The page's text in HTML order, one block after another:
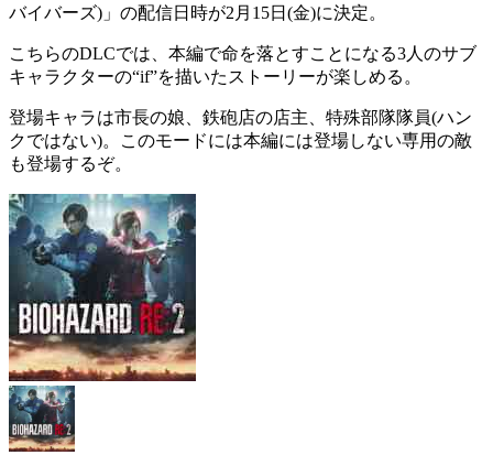
バイバーズ) 」の配信日時が2月15日(金)に決定。
こちらのDLCでは、本編で命を落とすことになる3人のサブ
キャラクターの“if”を描いたストーリーが楽しめる。
登場キャラは市長の娘 鉄砲店の店主 特殊部隊隊員(ハン
クではない)。このモードには本編には登場しない専用の敵
も登場するぞ。